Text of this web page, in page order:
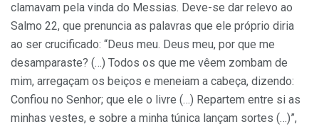
clamavam pela vinda do Messias. Deve-se dar relevo ao
Salmo 22, que prenuncia as pala­vras que ele próprio diria
ao ser crucificado: “Deus meu. Deus meu, por que me
desamparaste? (…) Todos os que me vêem zombam de
mim, arregaçam os beiços e meneiam a cabeça, dizendo:
Confiou no Senhor; que ele o livre (…) Repartem entre si as
minhas vestes, e sobre a minha túnica lançam sortes (…)”,